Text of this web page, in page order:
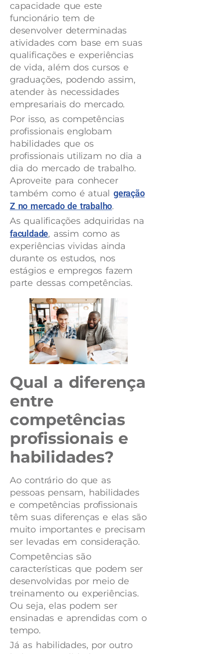
capacidade que este
funcionário tem de
desenvolver determinadas
atividades com base em suas
qualificações e experiências
de vida, além dos cursos e
graduações, podendo assim,
atender às necessidades
empresariais do mercado.
Por isso, as competências
profissionais englobam
habilidades que os
profissionais utilizam no dia a
dia do mercado de trabalho.
Aproveite para conhecer
também como é atualgeração
Z no mercado de trabalho.
As qualificações adquiridas na
faculdade, assim como as
experiências vividas ainda
durante os estudos, nos
estágios e empregos fazem
parte dessas competências.
Qual a diferença
entre
competências
profissionais e
habilidades?
Ao contrário do que as
pessoas pensam, habilidades
e competências profissionais
têm suas diferenças e elas são
muito importantes e precisam
ser levadas em consideração.
Competências são
características que podem ser
desenvolvidas por meio de
treinamento ou experiências.
Ou seja, elas podem ser
ensinadas e aprendidas com o
tempo.
Já as habilidades, por outro